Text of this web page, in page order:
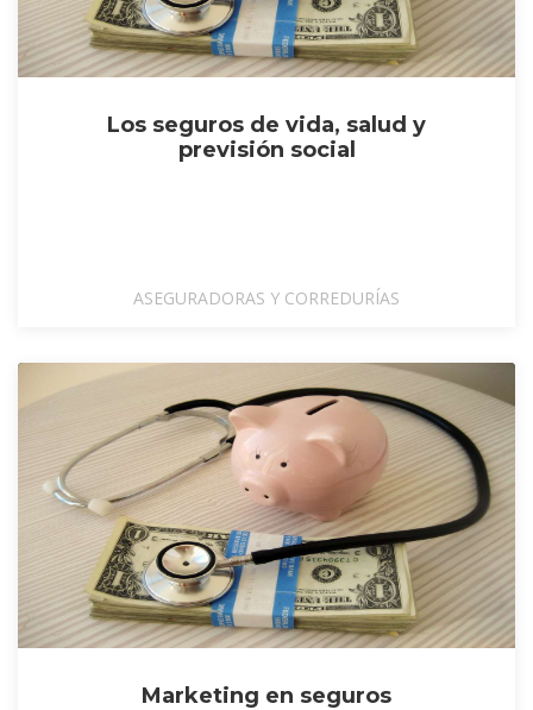
Los seguros de vida, salud y
previsión social
ASEGURADORAS Y CORREDURÍAS
Marketing en seguros